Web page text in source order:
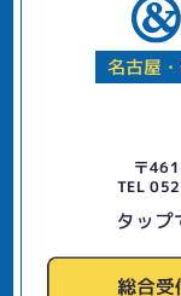
名古屋
〒
TEL
タップ